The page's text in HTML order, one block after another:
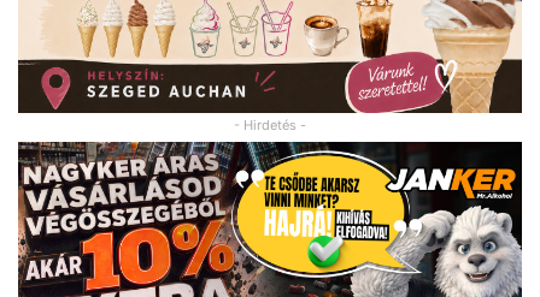
- Hirdetés -